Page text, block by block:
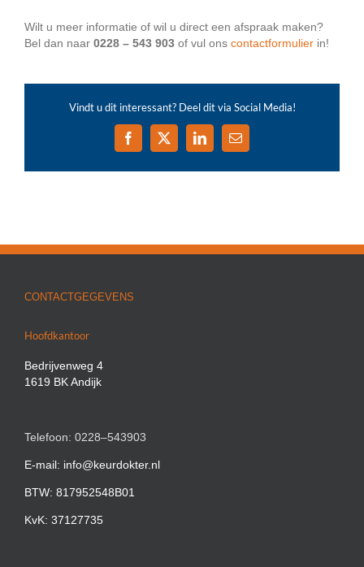
Wilt u meer informatie of wil u direct een afspraak maken?
Bel dan naar 0228 – 543 903 of vul ons contactformulier in!
Vindt u dit interessant? Deel dit via Social Media!
Facebook
X LinkedIn
E-
CONTACTGEGEVENS
Hoofdkantoor
Bedrijvenweg 4
1619 BK Andijk
Telefoon: 0228–543903
E-mail: info@keurdokter.nl
BTW: 817952548B01
KvK: 37127735